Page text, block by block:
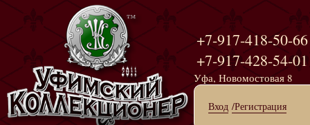
+7-917-418-50-66
+7-917-428-54-01
Уфа, Новомостовая 8
Вход /Регистрация